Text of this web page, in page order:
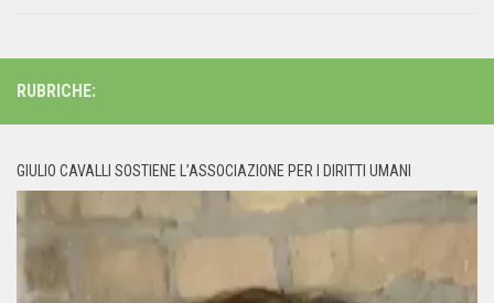
RUBRICHE:
GIULIO CAVALLI SOSTIENE L’ASSOCIAZIONE PER I DIRITTI UMANI